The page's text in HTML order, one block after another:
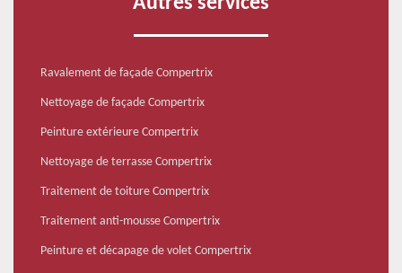
Ravalement de façade Compertrix
Nettoyage de façade Compertrix
Peinture extérieure Compertrix
Nettoyage de terrasse Compertrix
Traitement de toiture Compertrix
Traitement anti-mousse Compertrix
Peinture et décapage de volet Compertrix